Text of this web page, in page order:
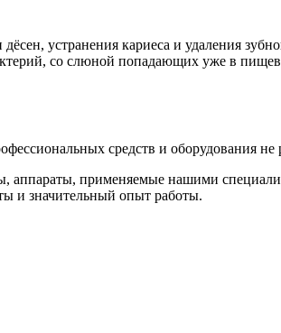
устранения кариеса и удаления
со слюной попадающих уже в
средств и оборудования не
применяемые нашими
и значительный опыт работы.